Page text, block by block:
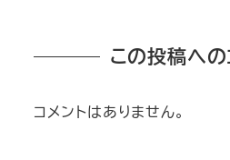
この投稿への
コメントはありません。